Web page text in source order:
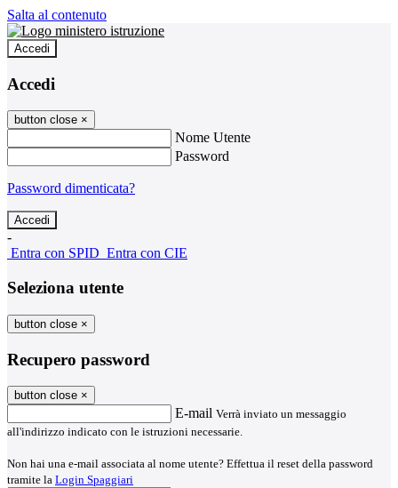
Salta al contenuto
Accedi
Accedi
button close ×
Nome Utente
Password
Password dimenticata?
-
Entra con SPID Entra con CIE
Seleziona utente
button close ×
Recupero password
button close ×
E-mail Verrà inviato un messaggio
all'indirizzo indicato con le istruzioni necessarie.
Non hai una e-mail associata al nome utente? Effettua il reset della password
tramite la Login Spaggiari